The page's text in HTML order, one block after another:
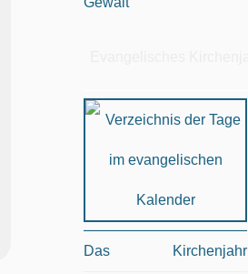
Das Kirchenjahr